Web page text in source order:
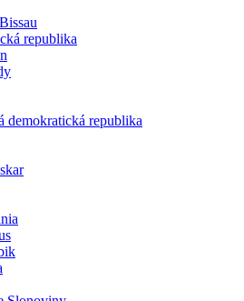
republika
demokratická republika